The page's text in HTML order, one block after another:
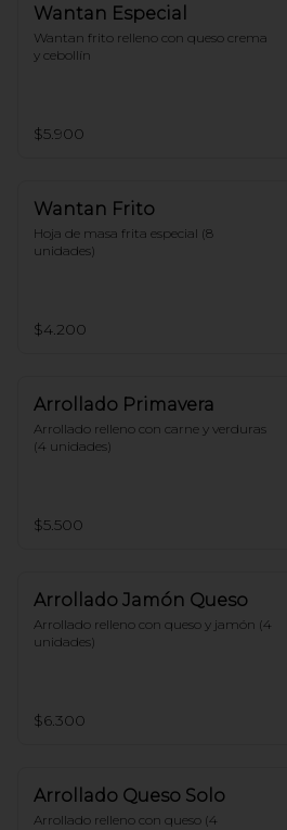
Wantan Especial
Wantan frito relleno con queso crema
y cebollín
$5.900
Wantan Frito
Hoja de masa frita especial (8
unidades)
$4.200
Arrollado Primavera
Arrollado relleno con carne y verduras
(4 unidades)
$5.500
Arrollado Jamón Queso
Arrollado relleno con queso y jamón (4
unidades)
$6.300
Arrollado Queso Solo
Arrollado relleno con queso (4